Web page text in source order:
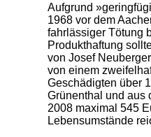
Aufgrund
1968 vor dem
fahrlässiger Tötung
Produkthaftung
von Josef
von einem
Geschädigten über
Grünenthal und aus
2008 maximal 545
Lebensumstände